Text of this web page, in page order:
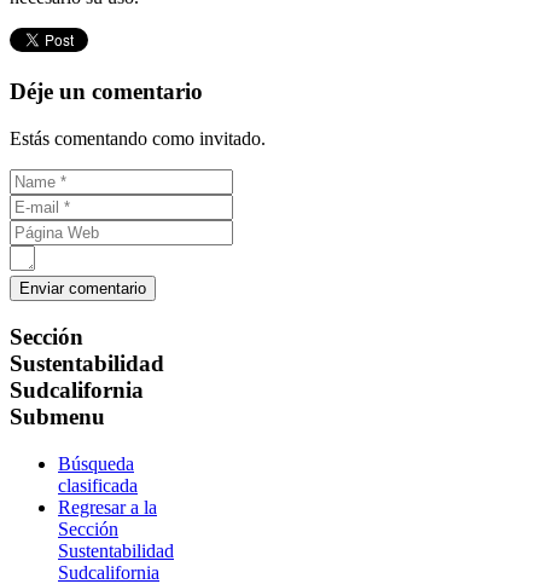
Déje un comentario
Estás comentando como invitado.
Sección
Sustentabilidad
Sudcalifornia
Submenu
Búsqueda
clasificada
Regresar a la
Sección
Sustentabilidad
Sudcalifornia